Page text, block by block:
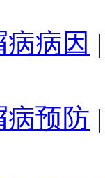
病因
病预防